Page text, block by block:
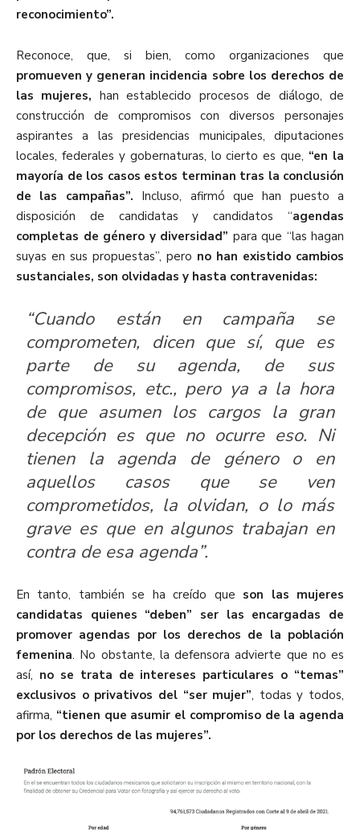
reconocimiento”.
Reconoce, que, si bien, como organizaciones que
promueven y generan incidencia sobre los derechos de
las mujeres, han establecido procesos de diálogo, de
construcción de compromisos con diversos personajes
aspirantes a las presidencias municipales, diputaciones
locales, federales y gobernaturas, lo cierto es que, “en la
mayoría de los casos estos terminan tras la conclusión
de las campañas”. Incluso, afirmó que han puesto a
disposición de candidatas y candidatos “agendas
completas de género y diversidad” para que “las hagan
suyas en sus propuestas”, pero no han existido cambios
sustanciales, son olvidadas y hasta contravenidas:
“Cuando están en campaña se
comprometen, dicen que sí, que es
parte de su agenda, de sus
compromisos, etc., pero ya a la hora
de que asumen los cargos la gran
decepción es que no ocurre eso. Ni
tienen la agenda de género o en
aquellos casos que se ven
comprometidos, la olvidan, o lo más
grave es que en algunos trabajan en
contra de esa agenda”.
En tanto, también se ha creído que son las mujeres
candidatas quienes “deben” ser las encargadas de
promover agendas por los derechos de la población
femenina. No obstante, la defensora advierte que no es
así, no se trata de intereses particulares o “temas”
exclusivos o privativos del “ser mujer”, todas y todos,
afirma, “tienen que asumir el compromiso de la agenda
por los derechos de las mujeres”.